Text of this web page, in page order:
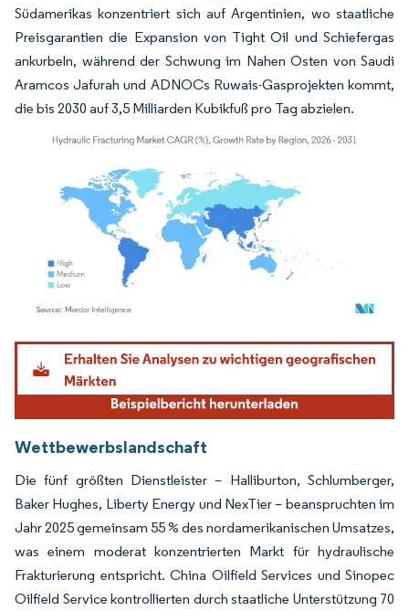
Südamerikas konzentriert sich auf Argentinien, wo staatliche
Preisgarantien die Expansion von Tight Oil und Schiefergas
ankurbeln, während der Schwung im Nahen Osten von Saudi
Aramcos Jafurah und ADNOCs Ruwais-Gasprojekten kommt,
die bis 2030 auf 3,5 Milliarden Kubikfuß pro Tag abzielen.
Bild © Mordor Intelligence. Wiederverwendung erfordert Namensnennung gemäß
Wettbewerbslandschaft
Die fünf größten Dienstleister – Halliburton, Schlumberger,
Baker Hughes, Liberty Energy und NexTier – beanspruchten im
Jahr 2025 gemeinsam 55 % des nordamerikanischen Umsatzes,
was einem moderat konzentrierten Markt für hydraulische
Frakturierung entspricht. China Oilfield Services und Sinopec
Oilfield Service kontrollierten durch staatliche Unterstützung 70